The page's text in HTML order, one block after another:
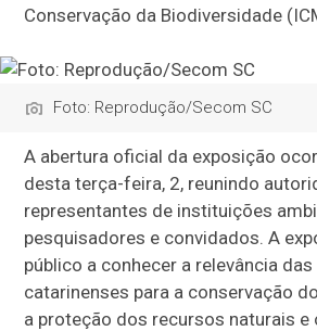
Conservação da Biodiversidade
Foto: Reprodução/Secom SC
A abertura oficial da exposição
desta terça-feira, 2, reunindo
representantes de instituições
pesquisadores e convidados. A
público a conhecer a relevância
catarinenses para a conservação
a proteção dos recursos naturais